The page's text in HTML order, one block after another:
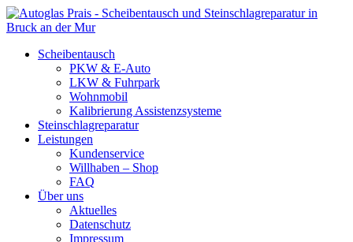
Scheibentausch
PKW & E-Auto
LKW & Fuhrpark
Wohnmobil
Kalibrierung Assistenzsysteme
Steinschlagreparatur
Leistungen
Kundenservice
Willhaben – Shop
FAQ
Über uns
Aktuelles
Datenschutz
Impressum